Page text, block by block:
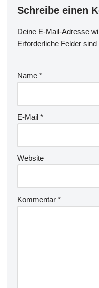
Schreibe einen
Deine E-Mail-Adresse
Erforderliche Felder sind
Name *
E-Mail *
Website
Kommentar *